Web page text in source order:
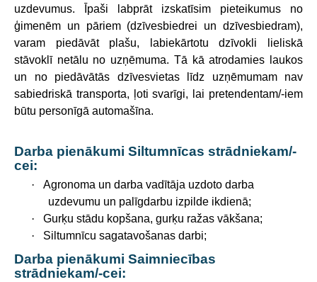
uzdevumus. Īpaši labprāt izskatīsim pieteikumus no
ģimenēm un pāriem (dzīvesbiedrei un dzīvesbiedram),
varam piedāvāt plašu, labiekārtotu dzīvokli lieliskā
stāvoklī netālu no uzņēmuma. Tā kā atrodamies laukos
un no piedāvātās dzīvesvietas līdz uzņēmumam nav
sabiedriskā transporta, ļoti svarīgi, lai pretendentam/-iem
būtu personīgā automašīna.
Darba pienākumi Siltumnīcas strādniekam/-
cei:
·
Agronoma un darba vadītāja uzdoto darba
uzdevumu un palīgdarbu izpilde ikdienā;
·
Gurķu stādu kopšana, gurķu ražas vākšana;
·
Siltumnīcu sagatavošanas darbi;
Darba pienākumi Saimniecības
strādniekam/-cei: